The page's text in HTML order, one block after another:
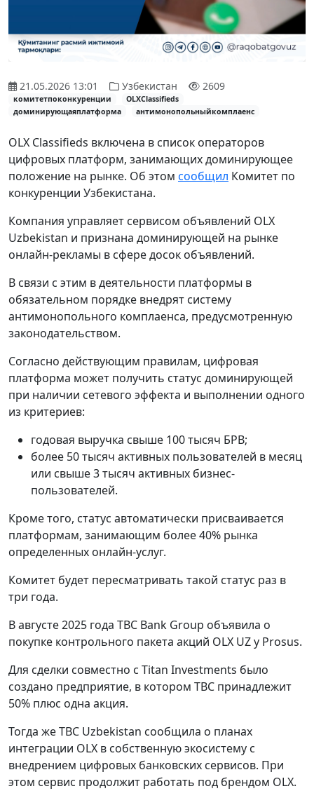
21.05.2026 13:01 Узбекистан 2609
комитетпоконкуренции
OLXClassifieds
доминирующаяплатформа
антимонопольныйкомплаенс
OLX Classifieds включена в список операторов
цифровых платформ, занимающих доминирующее
положение на рынке. Об этом сообщил Комитет по
конкуренции Узбекистана.
Компания управляет сервисом объявлений OLX
Uzbekistan и признана доминирующей на рынке
онлайн-рекламы в сфере досок объявлений.
В связи с этим в деятельности платформы в
обязательном порядке внедрят систему
антимонопольного комплаенса, предусмотренную
законодательством.
Согласно действующим правилам, цифровая
платформа может получить статус доминирующей
при наличии сетевого эффекта и выполнении одного
из критериев:
годовая выручка свыше 100 тысяч БРВ;
более 50 тысяч активных пользователей в месяц
или свыше 3 тысяч активных бизнес-
пользователей.
Кроме того, статус автоматически присваивается
платформам, занимающим более 40% рынка
определенных онлайн-услуг.
Комитет будет пересматривать такой статус раз в
три года.
В августе 2025 года TBC Bank Group объявила о
покупке контрольного пакета акций OLX UZ у Prosus.
Для сделки совместно с Titan Investments было
создано предприятие, в котором TBC принадлежит
50% плюс одна акция.
Тогда же TBC Uzbekistan сообщила о планах
интеграции OLX в собственную экосистему с
внедрением цифровых банковских сервисов. При
этом сервис продолжит работать под брендом OLX.